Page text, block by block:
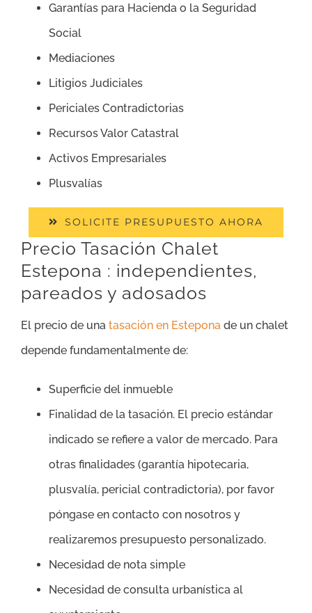
Garantías para Hacienda o la Seguridad
Social
Mediaciones
Litigios Judiciales
Periciales Contradictorias
Recursos Valor Catastral
Activos Empresariales
Plusvalías
SOLICITE PRESUPUESTO AHORA
Precio Tasación Chalet
Estepona : independientes,
pareados y adosados
El precio de una tasación en Estepona de un chalet
depende fundamentalmente de:
Superficie del inmueble
Finalidad de la tasación. El precio estándar
indicado se refiere a valor de mercado. Para
otras finalidades (garantía hipotecaria,
plusvalía, pericial contradictoria), por favor
póngase en contacto con nosotros y
realizaremos presupuesto personalizado.
Necesidad de nota simple
Necesidad de consulta urbanística al